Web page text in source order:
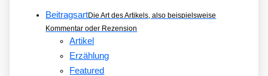
BeitragsartDie Art des Artikels, also beispielsweise
Kommentar oder Rezension
Artikel
Erzählung
Featured